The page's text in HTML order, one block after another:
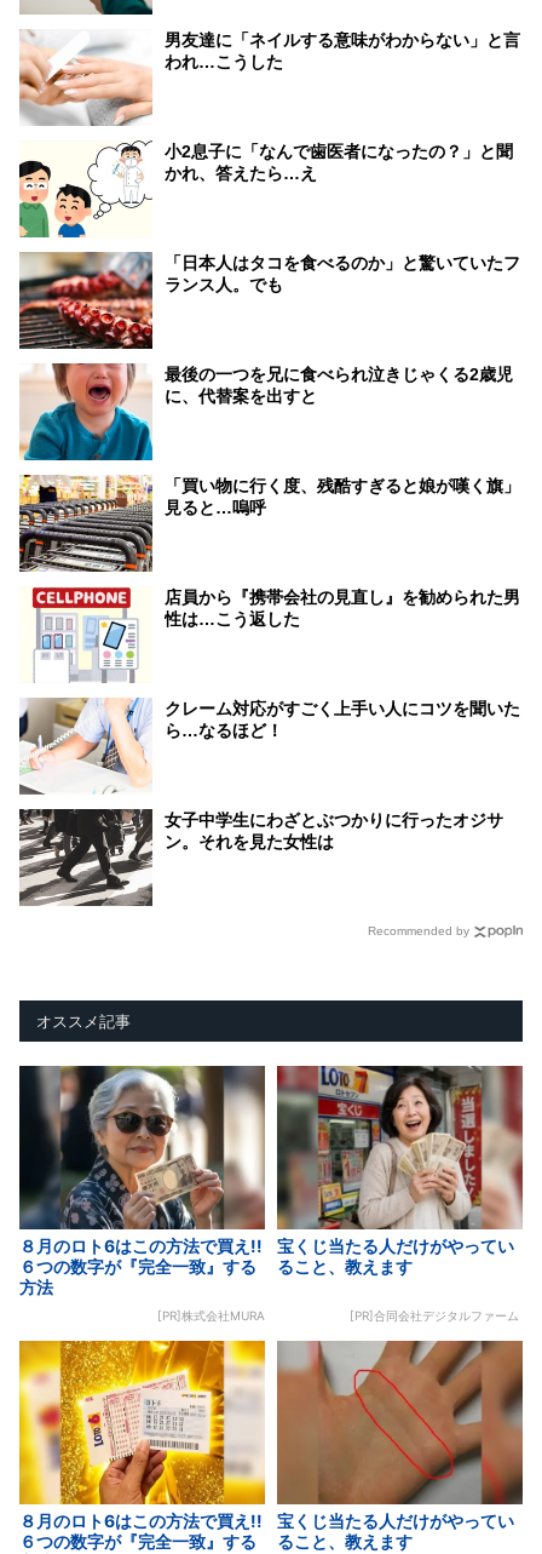
男友達に「ネイルする意味がわからない」と言
われ…こうした
小2息子に「なんで歯医者になったの？」と聞
かれ、答えたら…え
「日本人はタコを食べるのか」と驚いていたフ
ランス人。でも
最後の一つを兄に食べられ泣きじゃくる2歳児
に、代替案を出すと
「買い物に行く度、残酷すぎると娘が嘆く旗」
見ると…嗚呼
店員から『携帯会社の見直し』を勧められた男
性は…こう返した
クレーム対応がすごく上手い人にコツを聞いた
ら…なるほど！
女子中学生にわざとぶつかりに行ったオジサ
ン。それを見た女性は
Recommended by
オススメ記事
８月のロト6はこの方法で買え!!
６つの数字が『完全一致』する
方法
[PR]株式会社MURA
宝くじ当たる人だけがやってい
ること、教えます
[PR]合同会社デジタルファーム
８月のロト6はこの方法で買え!!
６つの数字が『完全一致』する
宝くじ当たる人だけがやってい
ること、教えます